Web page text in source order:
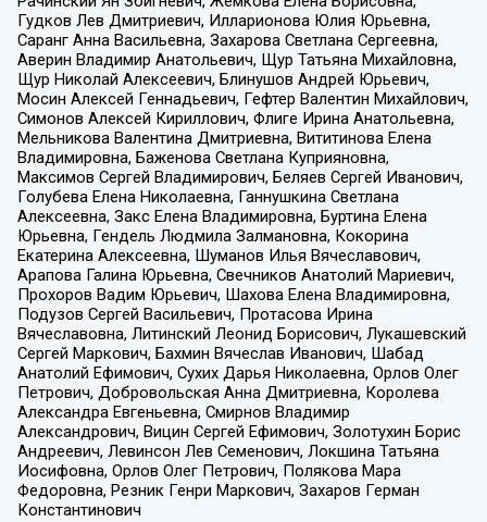
Гудков Лев Дмитриевич, Илларионова Юлия Юрьевна,
Саранг Анна Васильевна, Захарова Светлана Сергеевна,
Аверин Владимир Анатольевич, Щур Татьяна Михайловна,
Щур Николай Алексеевич, Блинушов Андрей Юрьевич,
Мосин Алексей Геннадьевич, Гефтер Валентин Михайлович,
Симонов Алексей Кириллович, Флиге Ирина Анатольевна,
Мельникова Валентина Дмитриевна, Вититинова Елена
Владимировна, Баженова Светлана Куприяновна,
Максимов Сергей Владимирович, Беляев Сергей Иванович,
Голубева Елена Николаевна, Ганнушкина Светлана
Алексеевна, Закс Елена Владимировна, Буртина Елена
Юрьевна, Гендель Людмила Залмановна, Кокорина
Екатерина Алексеевна, Шуманов Илья Вячеславович,
Арапова Галина Юрьевна, Свечников Анатолий Мариевич,
Прохоров Вадим Юрьевич, Шахова Елена Владимировна,
Подузов Сергей Васильевич, Протасова Ирина
Вячеславовна, Литинский Леонид Борисович, Лукашевский
Сергей Маркович, Бахмин Вячеслав Иванович, Шабад
Анатолий Ефимович, Сухих Дарья Николаевна, Орлов Олег
Петрович, Добровольская Анна Дмитриевна, Королева
Александра Евгеньевна, Смирнов Владимир
Александрович, Вицин Сергей Ефимович, Золотухин Борис
Андреевич, Левинсон Лев Семенович, Локшина Татьяна
Иосифовна, Орлов Олег Петрович, Полякова Мара
Федоровна, Резник Генри Маркович, Захаров Герман
Константинович